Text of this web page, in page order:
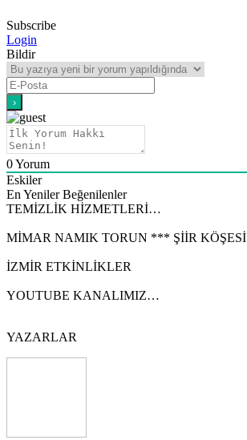
Subscribe
Login
Bildir
0Yorum
Eskiler
En Yeniler Beğenilenler
TEMİZLİK HİZMETLERİ…
MİMAR NAMIK TORUN *** ŞİİR KÖŞESİ
İZMİR ETKİNLİKLER
YOUTUBE KANALIMIZ…
YAZARLAR